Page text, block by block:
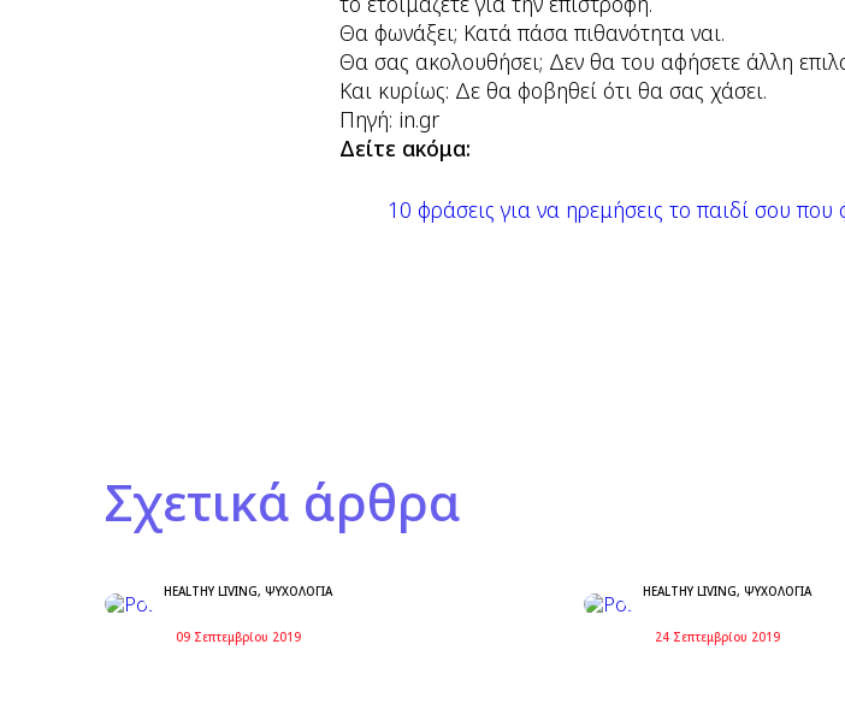
Θα φωνάξει; Κατά πάσα πιθανότητα ναι.
Θα σας ακολουθήσει; Δεν θα του αφήσετε άλλη
Και κυρίως: Δε θα φοβηθεί ότι θα σας χάσει.
Πηγή: in.gr
Δείτε ακόμα:
10 φράσεις για να ηρεμήσεις το παιδί σου που
Σχετικά άρθρα
HEALTHY LIVING, ΨΥΧΟΛΟΓΊΑ
09 Σεπτεμβρίου 2019
HEALTHY LIVING, ΨΥΧΟΛΟΓΊΑ
24 Σεπτεμβρίου 2019